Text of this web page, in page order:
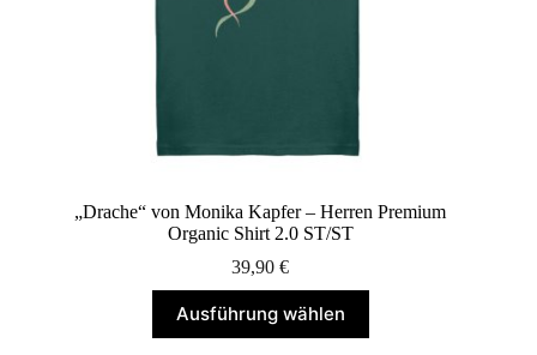
„Drache“ von Monika Kapfer – Herren Premium
Organic Shirt 2.0 ST/ST
39,90€
Ausführung wählen
Produkt
weist